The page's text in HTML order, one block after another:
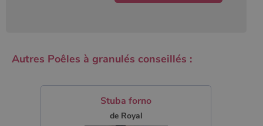
Autres Poêles à granulés conseillés :
Stuba forno
de Royal